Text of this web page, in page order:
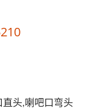
头,喇吧口弯头